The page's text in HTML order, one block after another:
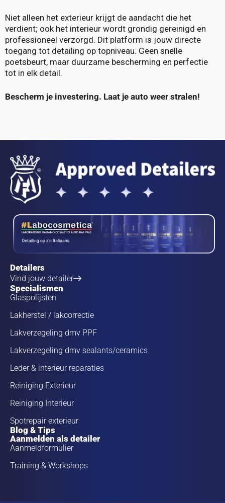
Niet alleen het exterieur krijgt de aandacht die het
verdient; ook het interieur wordt grondig gereinigd en
professioneel verzorgd. Dit platform is jouw directe
toegang tot detailing op topniveau. Geen snelle
poetsbeurt, maar duurzame bescherming en perfectie
tot in elk detail.
Bescherm je investering. Laat je auto weer stralen!
Detailers
Vind jouw detailer
Specialismen
Glaspolijsten
Lakherstel / lakcorrectie
Lakverzegeling dmv PPF
Lakverzegeling dmv sealants/ceramics
Leder & interieur reparaties
Reiniging Exterieur
Reiniging Interieur
Spotrepair exterieur
Blog & Tips
Aanmelden als detailer
Aanmeldformulier
Training & Workshops